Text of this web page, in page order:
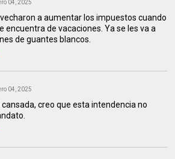
04, 2025
a aumentar los impuestos cuando
encuentra de vacaciones. Ya se les va a
de guantes blancos.
04, 2025
creo que esta intendencia no